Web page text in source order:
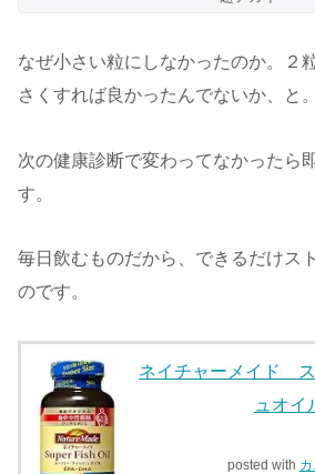
なぜ小さい粒にしなかったのか。２
さくすれば良かったんでないか、と。
次の健康診断で変わってなかったら
す。
毎日飲むものだから、できるだけス
のです。
ネイチャーメイド
ュオイ
posted with